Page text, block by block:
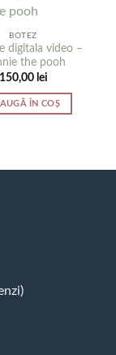
BOTEZ
digitala video –
the pooh
150,00 lei
ÎN COȘ